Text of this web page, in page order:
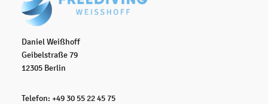
Daniel Weißhoff
Geibelstraße 79
12305 Berlin
Telefon: +49 30 55 22 45 75